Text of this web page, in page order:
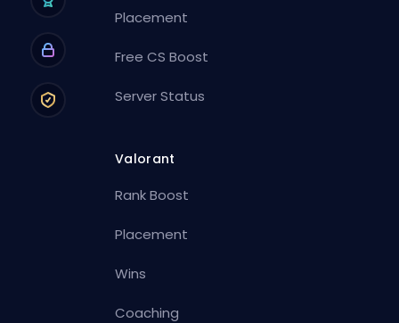
Placement
Free CS Boost
Server Status
Valorant
Rank Boost
Placement
Wins
Coaching